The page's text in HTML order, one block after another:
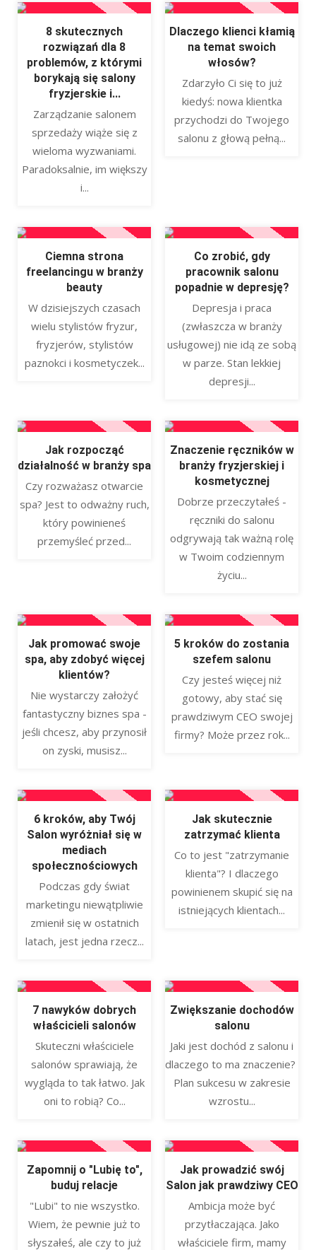
8 skutecznych
rozwiązań dla 8
problemów, z którymi
borykają się salony
fryzjerskie i...
Zarządzanie salonem
sprzedaży wiąże się z
wieloma wyzwaniami.
Paradoksalnie, im większy
i...
Dlaczego klienci kłamią
na temat swoich
włosów?
Zdarzyło Ci się to już
kiedyś: nowa klientka
przychodzi do Twojego
salonu z głową pełną...
Ciemna strona
freelancingu w branży
beauty
W dzisiejszych czasach
wielu stylistów fryzur,
fryzjerów, stylistów
paznokci i kosmetyczek...
Co zrobić, gdy
pracownik salonu
popadnie w depresję?
Depresja i praca
(zwłaszcza w branży
usługowej) nie idą ze sobą
w parze. Stan lekkiej
depresji...
Jak rozpocząć
działalność w branży spa
Czy rozważasz otwarcie
spa? Jest to odważny ruch,
który powinieneś
przemyśleć przed...
Znaczenie ręczników w
branży fryzjerskiej i
kosmetycznej
Dobrze przeczytałeś -
ręczniki do salonu
odgrywają tak ważną rolę
w Twoim codziennym
życiu...
Jak promować swoje
spa, aby zdobyć więcej
klientów?
Nie wystarczy założyć
fantastyczny biznes spa -
jeśli chcesz, aby przynosił
on zyski, musisz...
5 kroków do zostania
szefem salonu
Czy jesteś więcej niż
gotowy, aby stać się
prawdziwym CEO swojej
firmy? Może przez rok...
6 kroków, aby Twój
Salon wyróżniał się w
mediach
społecznościowych
Podczas gdy świat
marketingu niewątpliwie
zmienił się w ostatnich
latach, jest jedna rzecz...
Jak skutecznie
zatrzymać klienta
Co to jest "zatrzymanie
klienta"? I dlaczego
powinienem skupić się na
istniejących klientach...
7 nawyków dobrych
właścicieli salonów
Skuteczni właściciele
salonów sprawiają, że
wygląda to tak łatwo. Jak
oni to robią? Co...
Zwiększanie dochodów
salonu
Jaki jest dochód z salonu i
dlaczego to ma znaczenie?
Plan sukcesu w zakresie
wzrostu...
Zapomnij o "Lubię to",
buduj relacje
"Lubi" to nie wszystko.
Wiem, że pewnie już to
słyszałeś, ale czy to już
Jak prowadzić swój
Salon jak prawdziwy CEO
Ambicja może być
przytłaczająca. Jako
właściciele firm, mamy